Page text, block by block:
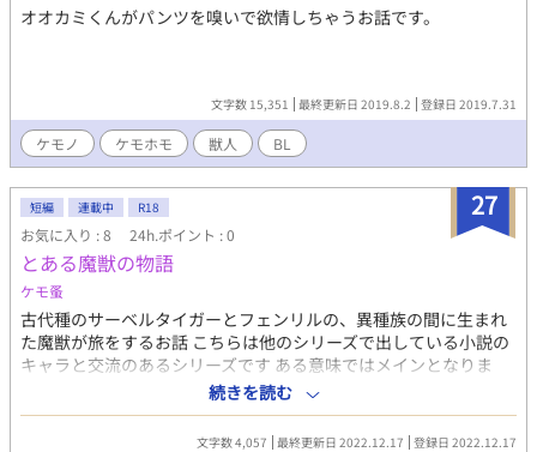
オオカミくんがパンツを嗅いで欲情しちゃうお話です。
文字数 15,351 最終更新日 2019.8.2 登録日 2019.7.31
ケモノ ケモホモ 獣人 BL
27
短編 連載中 R18
お気に入り : 8 24h.ポイント : 0
とある魔獣の物語
ケモ蚤
古代種のサーベルタイガーとフェンリルの、異種族の間に生まれ
た魔獣が旅をするお話 こちらは他のシリーズで出している小説の
キャラと交流のあるシリーズです ある意味ではメインとなりま
す。 別のシリーズを読まなくてもいいようにはなっています 主人
公は獣人と性的関係を作りませんが同じ魔獣ならある…かも？ 魔
獣は全て雄しかいませんが心が雌な魔獣がいます
続きを読む
文字数 4,057 最終更新日 2022.12.17 登録日 2022.12.17